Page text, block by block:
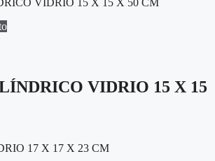
VIDRIO 15 X 15